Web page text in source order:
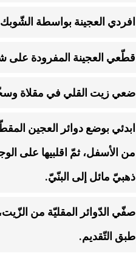
افردي العجينة بواسطة الشّوبك
قطّعي العجينة المفرودة
ضعي زيت القلي في مقلاة
ابدئي بوضع دوائر العجين
من الأسفل، ثمّ اقلبيها على
ذهبيّ مائل إلى البنّيّ.
صفّي الدّوائر المقليّة من
طبق التّقديم.